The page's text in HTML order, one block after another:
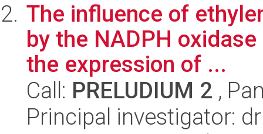
The influence of
by the NADPH
the expression of ...
Call: PRELUDIUM 2 ,
Principal investigator: